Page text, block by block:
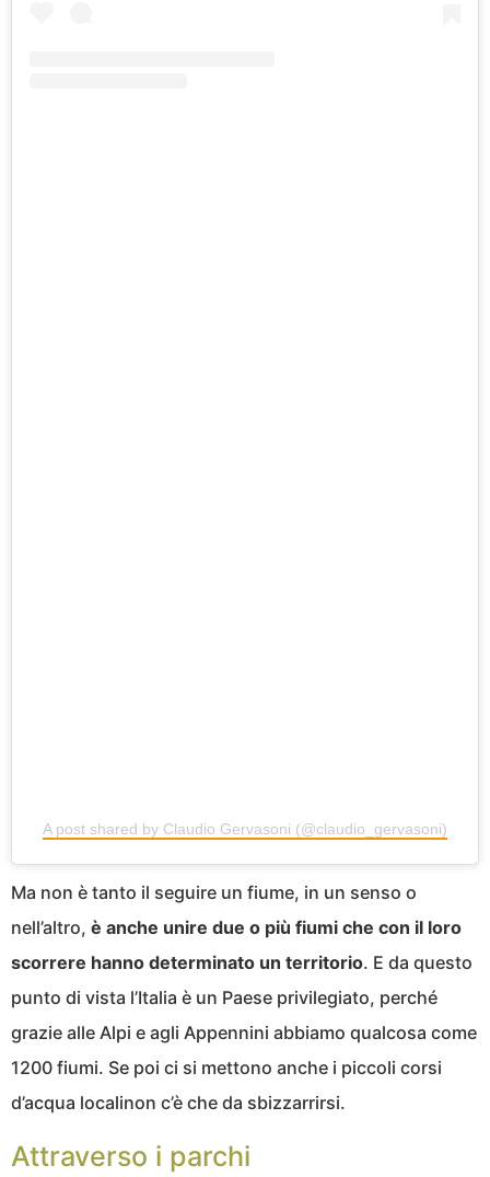
A post shared by Claudio Gervasoni (@claudio_gervasoni)
Ma non è tanto il seguire un fiume, in un senso o
nell’altro, è anche unire due o più fiumi che con il loro
scorrere hanno determinato un territorio. E da questo
punto di vista l’Italia è un Paese privilegiato, perché
grazie alle Alpi e agli Appennini abbiamo qualcosa come
1200 fiumi. Se poi ci si mettono anche i piccoli corsi
d’acqua localinon c’è che da sbizzarrirsi.
Attraverso i parchi